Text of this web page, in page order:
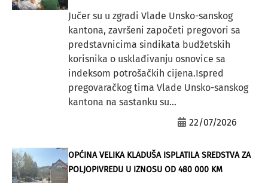
Jučer su u zgradi Vlade Unsko-sanskog
kantona, završeni započeti pregovori sa
predstavnicima sindikata budžetskih
korisnika o usklađivanju osnovice sa
indeksom potrošačkih cijena.Ispred
pregovaračkog tima Vlade Unsko-sanskog
kantona na sastanku su...
22/07/2026
OPĆINA VELIKA KLADUŠA ISPLATILA SREDSTVA ZA
POLJOPIVREDU U IZNOSU OD 480 000 KM